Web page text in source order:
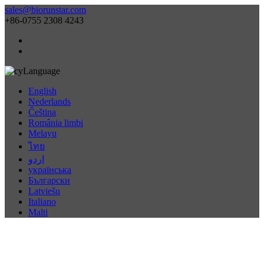
sales@biorunstar.com
+86-0755 2308 4243
Language
English
Nederlands
Čeština
România limbi
Melayu
ไทย
اردو
українська
Български
Latviešu
Italiano
Malti